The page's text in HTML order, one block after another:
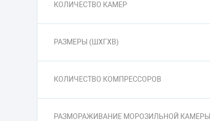
КОЛИЧЕСТВО КАМЕР
РАЗМЕРЫ (ШXГXВ)
КОЛИЧЕСТВО КОМПРЕССОРОВ
РАЗМОРАЖИВАНИЕ МОРОЗИЛЬНОЙ КАМЕРЫ